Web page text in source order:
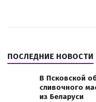
ПОСЛЕДНИЕ НОВОСТИ
В Псковской
сливочного
из Беларуси